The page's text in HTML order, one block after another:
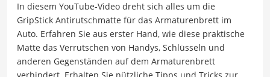
In diesem YouTube-Video dreht sich alles um die
GripStick Antirutschmatte für das Armaturenbrett im
Auto. Erfahren Sie aus erster Hand, wie diese praktische
Matte das Verrutschen von Handys, Schlüsseln und
anderen Gegenständen auf dem Armaturenbrett